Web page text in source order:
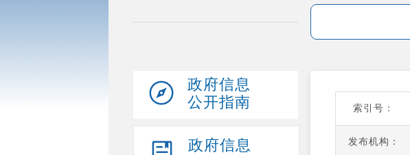
政府信息
公开指南
政府信息
索引号：
发布机构：